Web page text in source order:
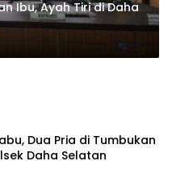
Ibu, Ayah Tiri di Daha
Dua Pria di Tumbukan
Daha Selatan